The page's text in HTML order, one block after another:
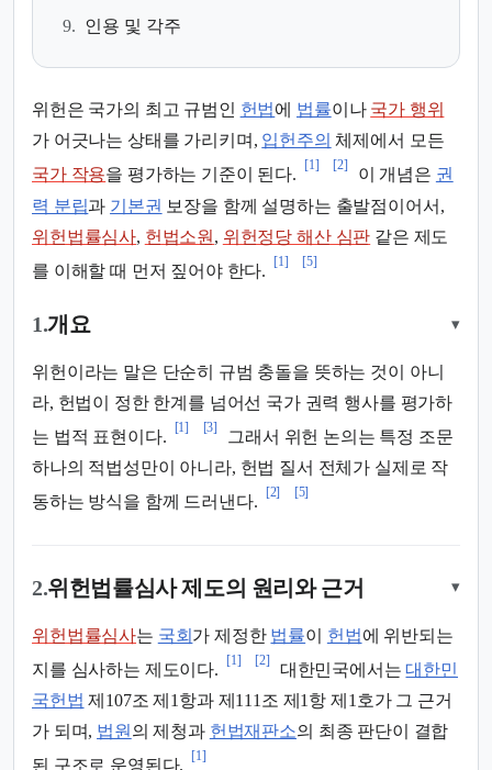
9. 인용 및 각주
위헌은 국가의 최고 규범인 헌법에 법률이나 국가 행위
가 어긋나는 상태를 가리키며, 입헌주의 체제에서 모든
국가 작용을 평가하는 기준이 된다.
[1] [2]
이 개념은 권
력 분립과 기본권 보장을 함께 설명하는 출발점이어서,
위헌법률심사, 헌법소원 , 위헌정당 해산 심판 같은 제도
를 이해할 때 먼저 짚어야 한다.
[1] [5]
1.개요 ▾
위헌이라는 말은 단순히 규범 충돌을 뜻하는 것이 아니
라, 헌법이 정한 한계를 넘어선 국가 권력 행사를 평가하
는 법적 표현이다.
[1] [3]
그래서 위헌 논의는 특정 조문
하나의 적법성만이 아니라, 헌법 질서 전체가 실제로 작
동하는 방식을 함께 드러낸다.
[2] [5]
2.위헌법률심사 제도의 원리와 근거 ▾
위헌법률심사는 국회 가 제정한 법률이 헌법에 위반되는
지를 심사하는 제도이다.
[1] [2]
대한민국에서는대한민
국헌법 제107조 제1항과 제111조 제1항 제1호가 그 근거
가 되며, 법원 의 제청과 헌법재판소의 최종 판단이 결합
된 구조로 운영된다.
[1]